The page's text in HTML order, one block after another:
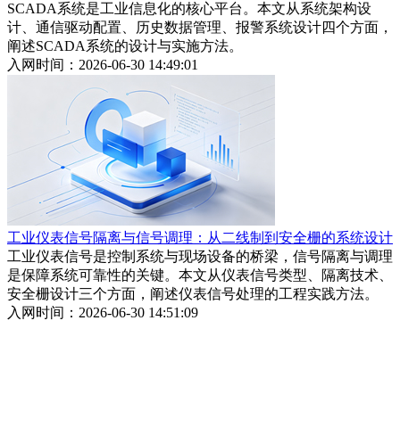
SCADA系统是工业信息化的核心平台。本文从系统架构设
计、通信驱动配置、历史数据管理、报警系统设计四个方面，
阐述SCADA系统的设计与实施方法。
入网时间：2026-06-30 14:49:01
工业仪表信号隔离与信号调理：从二线制到安全栅的系统设计
工业仪表信号是控制系统与现场设备的桥梁，信号隔离与调理
是保障系统可靠性的关键。本文从仪表信号类型、隔离技术、
安全栅设计三个方面，阐述仪表信号处理的工程实践方法。
入网时间：2026-06-30 14:51:09